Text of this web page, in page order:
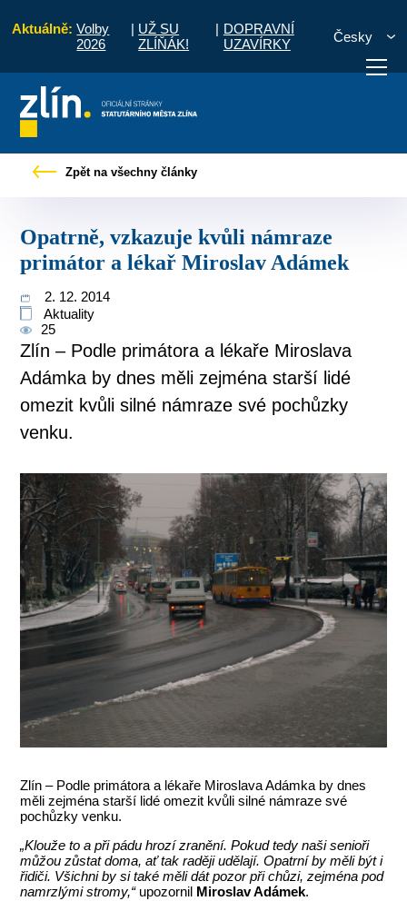
Aktuálně: Volby
2026
| UŽ SU
ZLÍŇÁK!
| DOPRAVNÍ
UZAVÍRKY
Česky
vyřídit Potřebuji zaplatit
Zpět na všechny články
Opatrně, vzkazuje kvůli námraze
primátor a lékař Miroslav Adámek
2. 12. 2014
Aktuality
25
Zlín – Podle primátora a lékaře Miroslava
Adámka by dnes měli zejména starší lidé
omezit kvůli silné námraze své pochůzky
venku.
Zlín – Podle primátora a lékaře Miroslava Adámka by dnes
měli zejména starší lidé omezit kvůli silné námraze své
pochůzky venku.
„Klouže to a při pádu hrozí zranění. Pokud tedy naši senioři
můžou zůstat doma, ať tak raději udělají. Opatrní by měli být i
řidiči. Všichni by si také měli dát pozor při chůzi, zejména pod
namrzlými stromy,“upozornil Miroslav Adámek.